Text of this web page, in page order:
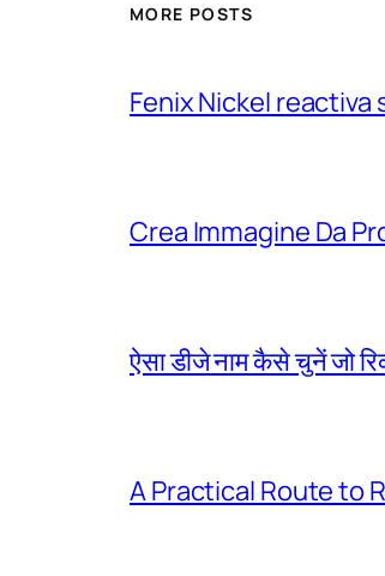
MORE POSTS
Fenix Nickel reactiva
Crea Immagine Da
ऐसा डीजे नाम कैसे चुनें जो
A Practical Route to